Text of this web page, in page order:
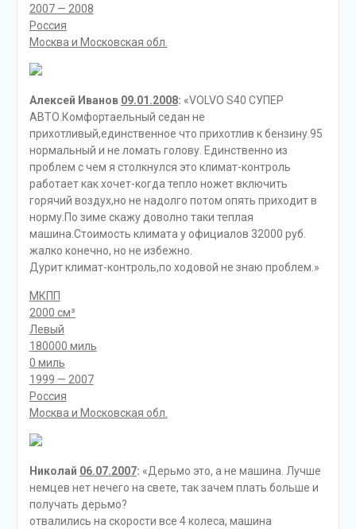
2007 — 2008
Россия
Москва и Московская обл.
Алексей Иванов 09.01.2008: «VOLVO S40 СУПЕР
АВТО.Комфортаельный седан не
прихотливый,единственное что прихотлив к бензину.95
нормальный и не ломать голову. Единственно из
проблем с чем я столкнулся это климат-контроль
работает как хочет-когда тепло ножет включить
горячий воздух,но не надолго потом опять приходит в
норму.По зиме скажу доволно таки теплая
машина.Стоимость климата у официалов 32000 руб.
жалко конечно, но не избежно.
Дурит климат-контроль,по ходовой не знаю проблем.»
МКПП
2000 см³
Левый
180000 миль
0 миль
1999 — 2007
Россия
Москва и Московская обл.
Николай 06.07.2007: «Дерьмо это, а не машина. Лучше
немцев нет нечего на свете, так зачем плать больше и
получать дерьмо?
отвалились на скорости все 4 колеса, машина